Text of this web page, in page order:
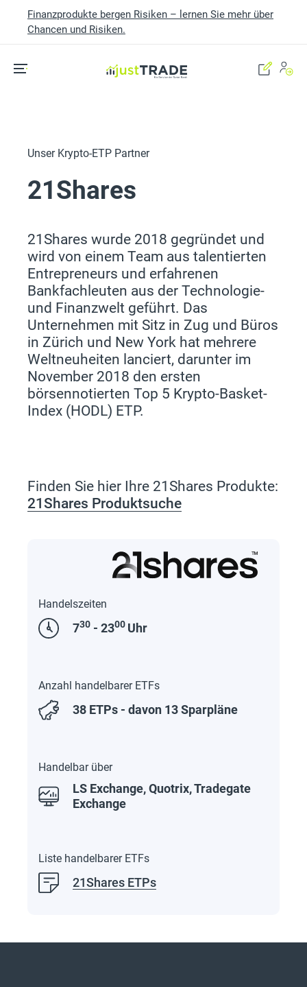
Finanzprodukte bergen Risiken – lernen Sie mehr über
Chancen und Risiken.
Unser Krypto-ETP Partner
21Shares
21Shares wurde 2018 gegründet und
wird von einem Team aus talentierten
Entrepreneurs und erfahrenen
Bankfachleuten aus der Technologie-
und Finanzwelt geführt. Das
Unternehmen mit Sitz in Zug und Büros
in Zürich und New York hat mehrere
Weltneuheiten lanciert, darunter im
November 2018 den ersten
börsennotierten Top 5 Krypto-Basket-
Index (HODL) ETP.
Finden Sie hier Ihre 21Shares Produkte:
21Shares Produktsuche
Handelszeiten
730 - 2300 Uhr
Anzahl handelbarer ETFs
38 ETPs - davon 13 Sparpläne
Handelbar über
LS Exchange, Quotrix, Tradegate
Exchange
Liste handelbarer ETFs
21Shares ETPs